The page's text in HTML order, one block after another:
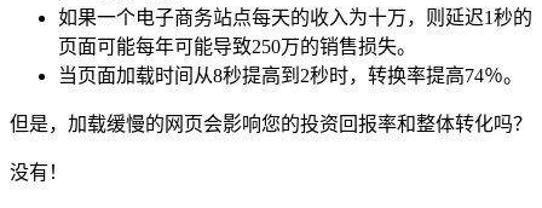
如果一个电子商务站点每天的收入为十万，则延迟1秒的
页面可能每年可能导致250万的销售损失。
当页面加载时间从8秒提高到2秒时，转换率提高74％。
但是，加载缓慢的网页会影响您的投资回报率和整体转化吗？
没有！